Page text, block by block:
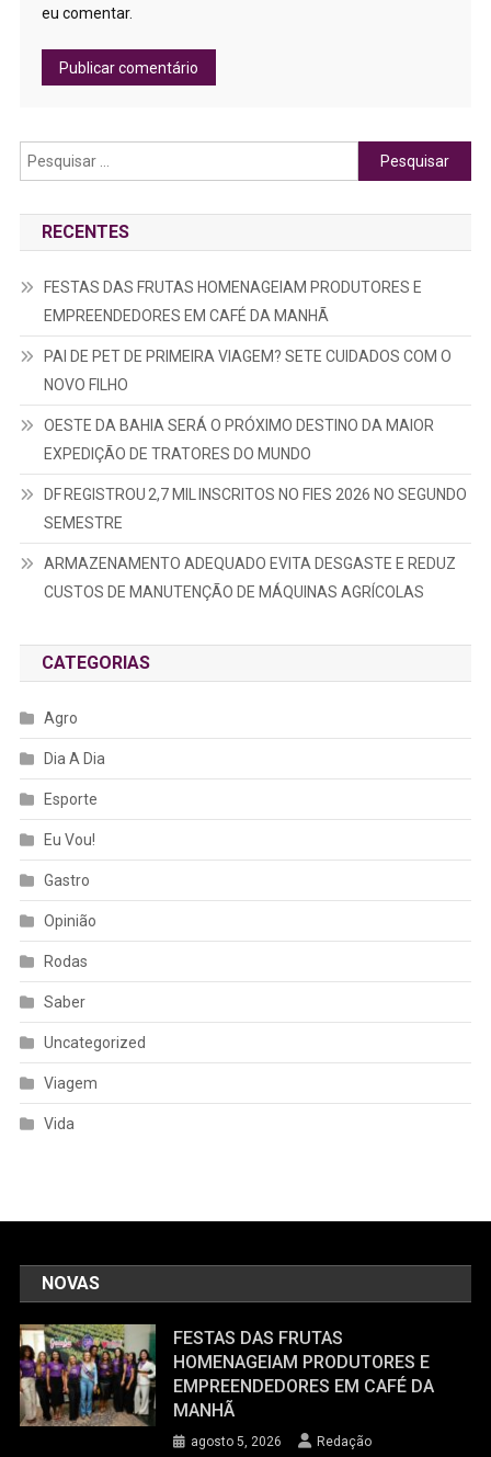
eu comentar.
Pesquisar
por:
RECENTES
FESTAS DAS FRUTAS HOMENAGEIAM PRODUTORES E
EMPREENDEDORES EM CAFÉ DA MANHÃ
PAI DE PET DE PRIMEIRA VIAGEM? SETE CUIDADOS COM O
NOVO FILHO
OESTE DA BAHIA SERÁ O PRÓXIMO DESTINO DA MAIOR
EXPEDIÇÃO DE TRATORES DO MUNDO
DF REGISTROU 2,7 MIL INSCRITOS NO FIES 2026 NO SEGUNDO
SEMESTRE
ARMAZENAMENTO ADEQUADO EVITA DESGASTE E REDUZ
CUSTOS DE MANUTENÇÃO DE MÁQUINAS AGRÍCOLAS
CATEGORIAS
Agro
Dia A Dia
Esporte
Eu Vou!
Gastro
Opinião
Rodas
Saber
Uncategorized
Viagem
Vida
NOVAS
FESTAS DAS FRUTAS
HOMENAGEIAM PRODUTORES E
EMPREENDEDORES EM CAFÉ DA
MANHÃ
agosto 5, 2026 Redação